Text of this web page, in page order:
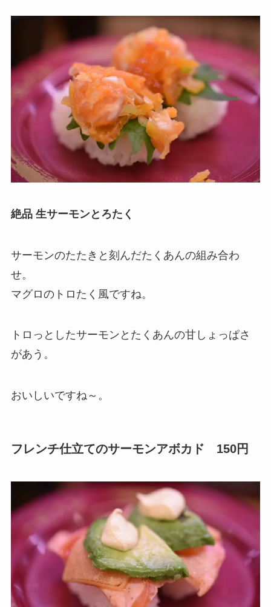
絶品 生サーモンとろたく
サーモンのたたきと刻んだたくあんの組み合わ
せ。
マグロのトロたく風ですね。
トロっとしたサーモンとたくあんの甘しょっぱさ
があう。
おいしいですね～。
フレンチ仕立てのサーモンアボカド 150円